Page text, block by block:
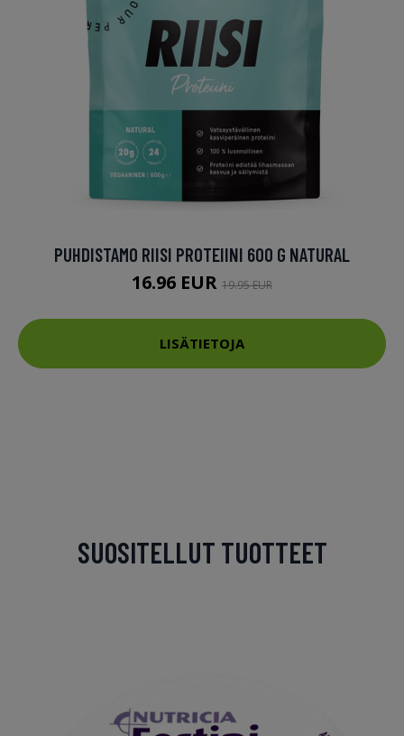
PUHDISTAMO RIISI PROTEIINI 600 G NATURAL
16.96 EUR 19.95 EUR
LISÄTIETOJA
SUOSITELLUT TUOTTEET